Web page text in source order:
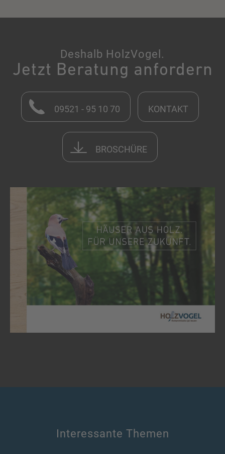
Deshalb HolzVogel.
Jetzt Beratung anfordern
09521 - 95 10 70 KONTAKT
BROSCHÜRE
Interessante Themen